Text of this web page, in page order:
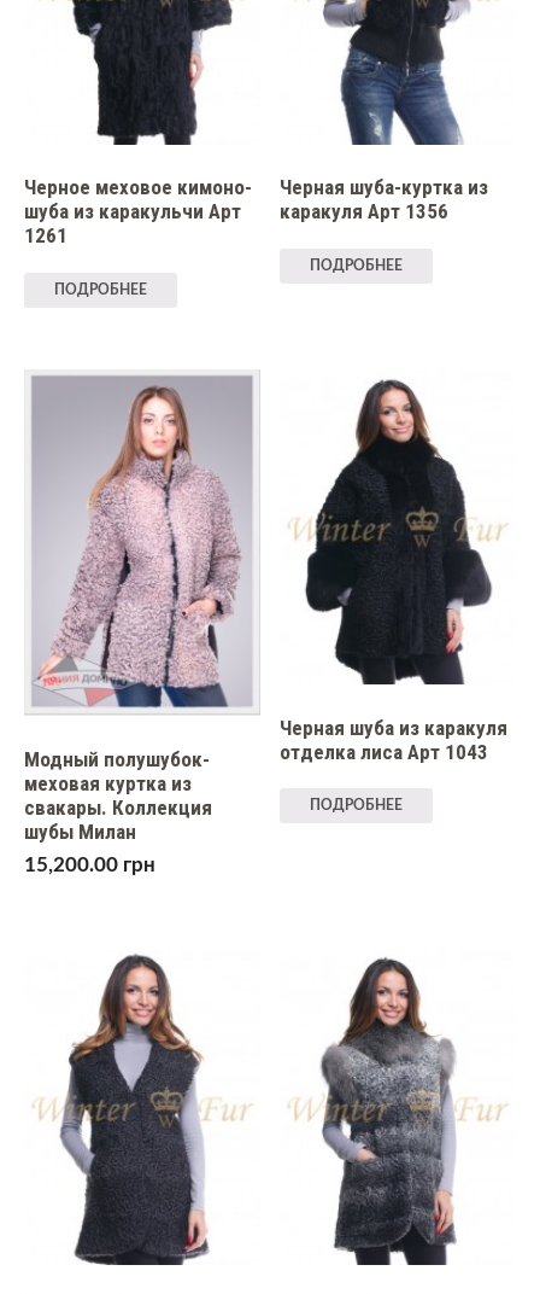
Черное меховое кимоно-
шуба из каракульчи Арт
1261
ПОДРОБНЕЕ
Черная шуба-куртка из
каракуля Арт 1356
ПОДРОБНЕЕ
Модный полушубок-
меховая куртка из
свакары. Коллекция
шубы Милан
15,200.00 грн
Черная шуба из каракуля
отделка лиса Арт 1043
ПОДРОБНЕЕ